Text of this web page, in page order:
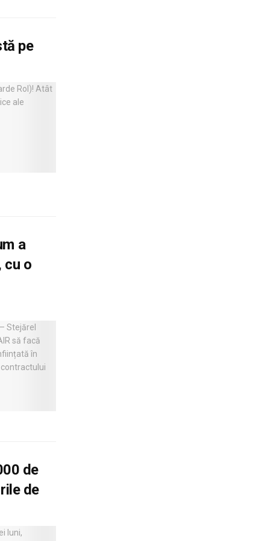
pe
a
cu o
de
de